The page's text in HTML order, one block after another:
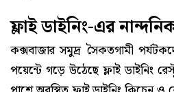
ফ্লাই ডাইনিং-এর
কক্সবাজার সমুদ্র সৈকতগামী
পয়েন্টে গড়ে উঠেছে ফ্লাই ডাইনিং